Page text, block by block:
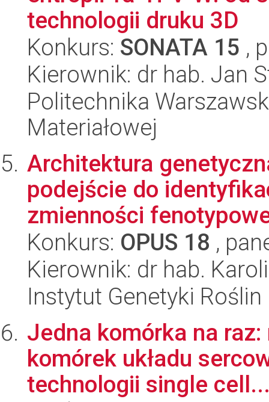
technologii druku 3D
Konkurs: SONATA 15 ,
Kierownik: dr hab. Jan
Politechnika
Materiałowej
Architektura
podejście do
zmienności
Konkurs: OPUS 18 ,
Kierownik: dr hab.
Instytut Genetyki Roślin
Jedna komórka na
komórek układu
technologii single